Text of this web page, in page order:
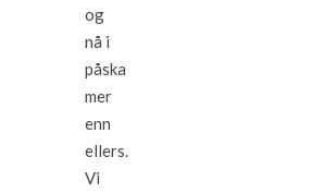
og
nå i
påska
mer
enn
ellers.
Vi